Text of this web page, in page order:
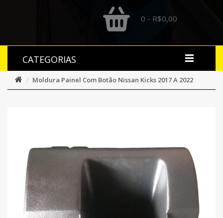
0 - R$0,00
CATEGORIAS
Moldura Painel Com Botão Nissan Kicks 2017 A 2022